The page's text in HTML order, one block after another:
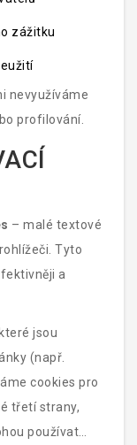
zážitku
nevyužíváme
profilování.
– malé textové
Tyto
a
jsou
(např.
cookies pro
třetí strany,
používat